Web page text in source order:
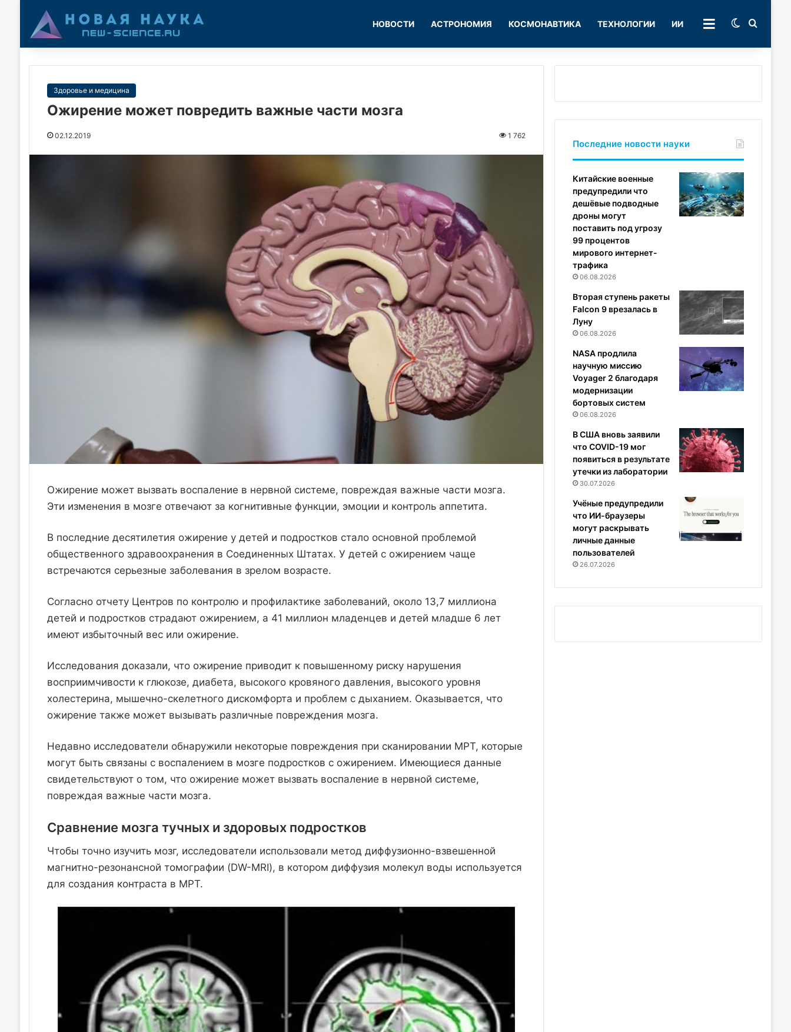
НОВОСТИ АСТРОНОМИЯ КОСМОНАВТИКА ТЕХНОЛОГИИ ИИ РУБРИКИSwitch skin
Здоровье и медицина
Ожирение может повредить важные части мозга
02.12.2019 1 762
Ожирение может вызвать воспаление в нервной системе, повреждая важные части мозга.
Эти изменения в мозге отвечают за когнитивные функции, эмоции и контроль аппетита.
В последние десятилетия ожирение у детей и подростков стало основной проблемой
общественного здравоохранения в Соединенных Штатах. У детей с ожирением чаще
встречаются серьезные заболевания в зрелом возрасте.
Согласно отчету Центров по контролю и профилактике заболеваний, около 13,7 миллиона
детей и подростков страдают ожирением, а 41 миллион младенцев и детей младше 6 лет
имеют избыточный вес или ожирение.
Исследования доказали, что ожирение приводит к повышенному риску нарушения
восприимчивости к глюкозе, диабета, высокого кровяного давления, высокого уровня
холестерина, мышечно-скелетного дискомфорта и проблем с дыханием. Оказывается, что
ожирение также может вызывать различные повреждения мозга.
Недавно исследователи обнаружили некоторые повреждения при сканировании МРТ, которые
могут быть связаны с воспалением в мозге подростков с ожирением. Имеющиеся данные
свидетельствуют о том, что ожирение может вызвать воспаление в нервной системе,
повреждая важные части мозга.
Сравнение мозга тучных и здоровых подростков
Чтобы точно изучить мозг, исследователи использовали метод диффузионно-взвешенной
магнитно-резонансной томографии (DW-MRI), в котором диффузия молекул воды используется
для создания контраста в МРТ.
Последние новости науки
Китайские военные
предупредили что
дешёвые подводные
дроны могут
поставить под угрозу
99 процентов
мирового интернет-
трафика
06.08.2026
Вторая ступень ракеты
Falcon 9 врезалась в
Луну
06.08.2026
NASA продлила
научную миссию
Voyager 2 благодаря
модернизации
бортовых систем
06.08.2026
В США вновь заявили
что COVID-19 мог
появиться в результате
утечки из лаборатории
30.07.2026
Учёные предупредили
что ИИ-браузеры
могут раскрывать
личные данные
пользователей
26.07.2026